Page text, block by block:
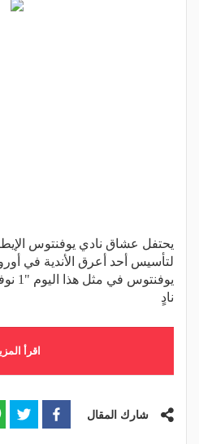
لتأسيس أحد أعرق الأندية في
نادٍ
اقرأ
شارك المقال